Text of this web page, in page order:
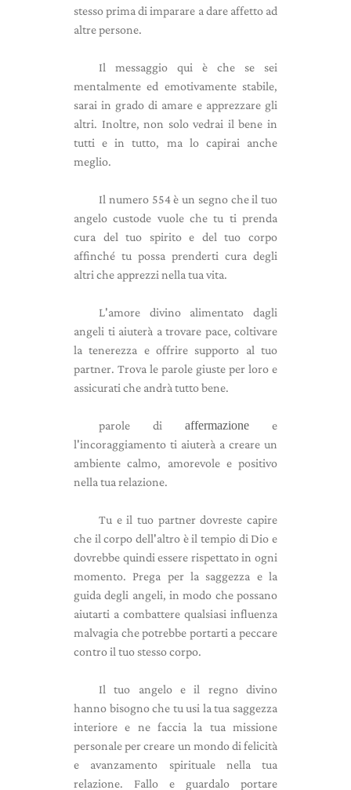
stesso prima di imparare a dare affetto ad
altre persone.
Il messaggio qui è che se sei
mentalmente ed emotivamente stabile,
sarai in grado di amare e apprezzare gli
altri. Inoltre, non solo vedrai il bene in
tutti e in tutto, ma lo capirai anche
meglio.
Il numero 554 è un segno che il tuo
angelo custode vuole che tu ti prenda
cura del tuo spirito e del tuo corpo
affinché tu possa prenderti cura degli
altri che apprezzi nella tua vita.
L'amore divino alimentato dagli
angeli ti aiuterà a trovare pace, coltivare
la tenerezza e offrire supporto al tuo
partner. Trova le parole giuste per loro e
assicurati che andrà tutto bene.
parole di affermazione e
l'incoraggiamento ti aiuterà a creare un
ambiente calmo, amorevole e positivo
nella tua relazione.
Tu e il tuo partner dovreste capire
che il corpo dell'altro è il tempio di Dio e
dovrebbe quindi essere rispettato in ogni
momento. Prega per la saggezza e la
guida degli angeli, in modo che possano
aiutarti a combattere qualsiasi influenza
malvagia che potrebbe portarti a peccare
contro il tuo stesso corpo.
Il tuo angelo e il regno divino
hanno bisogno che tu usi la tua saggezza
interiore e ne faccia la tua missione
personale per creare un mondo di felicità
e avanzamento spirituale nella tua
relazione. Fallo e guardalo portare